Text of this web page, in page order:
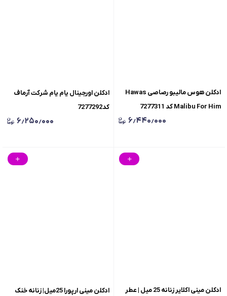
ادکلن هوس مالیبو رصاصی Hawas
Malibu For Him کد 7277311
۶٫۴۴۰٫۰۰۰
ادکلن اورجینال یام یام شرکت آرماف
کد7277292
۶٫۲۵۰٫۰۰۰
ادکلن مینی اکلایر زنانه 25 میل | عطر
ادکلن مینی ارپورا 25میل| زنانه خنک